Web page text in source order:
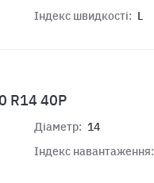
Індекс швидкості: L
R14 40P
Діаметр: 14
Індекс навантаження: